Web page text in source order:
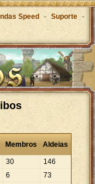
Speed - Suporte -
Membros Aldeias
30
146
6
73